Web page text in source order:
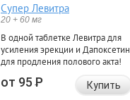
Супер Левитра
20 + 60 мг
В одной таблетке Левитра для
усиления эрекции и Дапоксетин
для продления полового акта!
от 95Р Купить